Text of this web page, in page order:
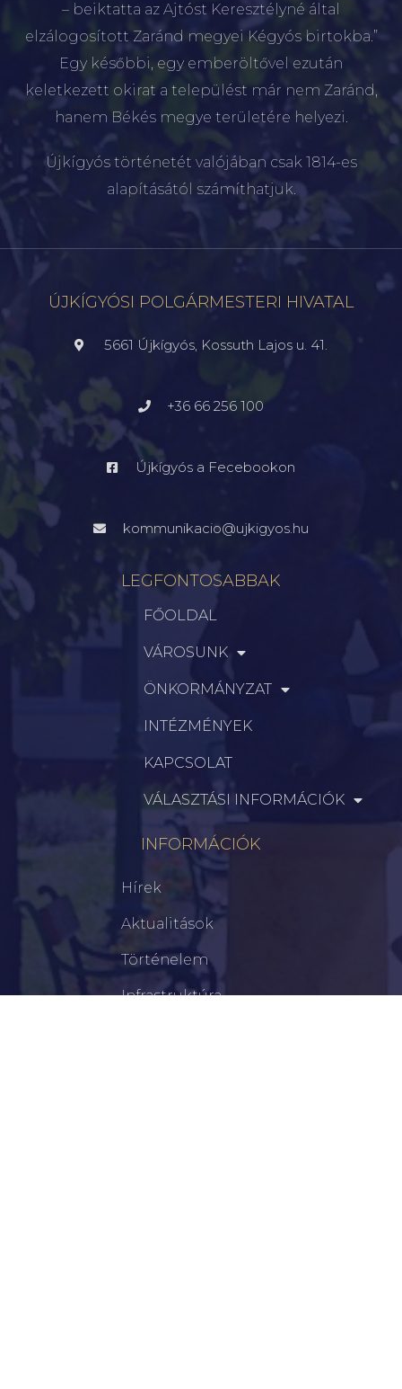
– beiktatta az Ajtóst Keresztélyné által
elzálogosított Zaránd megyei Kégyós birtokba.”
Egy későbbi, egy emberöltővel ezután
keletkezett okirat a települést már nem Zaránd,
hanem Békés megye területére helyezi.
Újkígyós történetét valójában csak 1814-es
alapításától számíthatjuk.
ÚJKÍGYÓSI POLGÁRMESTERI HIVATAL
5661 Újkígyós, Kossuth Lajos u. 41.
+36 66 256 100
Újkígyós a Fecebookon
kommunikacio@ujkigyos.hu
LEGFONTOSABBAK
FŐOLDAL
VÁROSUNK
ÖNKORMÁNYZAT
INTÉZMÉNYEK
KAPCSOLAT
VÁLASZTÁSI INFORMÁCIÓK
INFORMÁCIÓK
Hírek
Aktualitások
Történelem
Infrastruktúra